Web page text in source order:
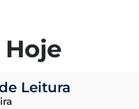
Leitura